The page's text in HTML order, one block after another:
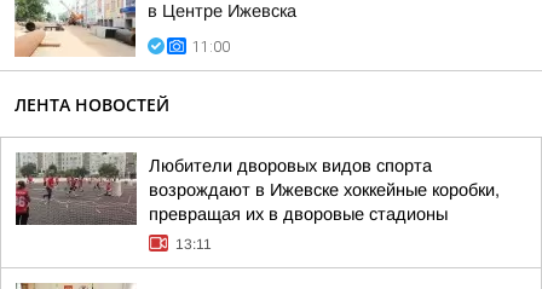
в Центре Ижевска
11:00
ЛЕНТА НОВОСТЕЙ
Любители дворовых видов спорта
возрождают в Ижевске хоккейные коробки,
превращая их в дворовые стадионы
13:11